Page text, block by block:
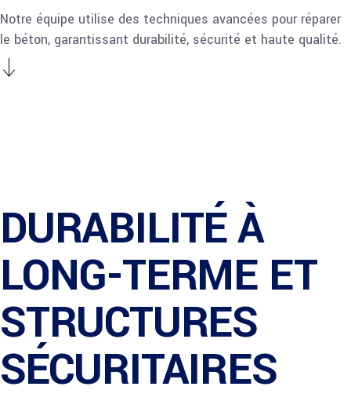
Notre équipe utilise des techniques avancées pour réparer
le béton, garantissant durabilité, sécurité et haute qualité.
DURABILITÉ À
LONG-TERME ET
STRUCTURES
SÉCURITAIRES